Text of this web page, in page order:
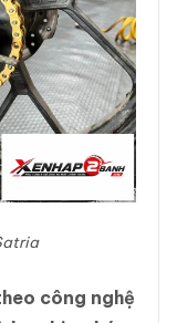
công nghệ